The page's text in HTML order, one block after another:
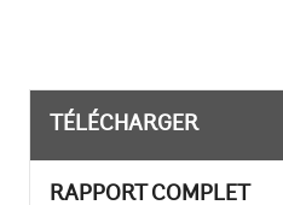
TÉLÉCHARGER
RAPPORT COMPLET